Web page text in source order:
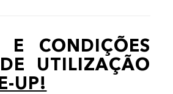
E CONDIÇÕES
UTILIZAÇÃO
UP!